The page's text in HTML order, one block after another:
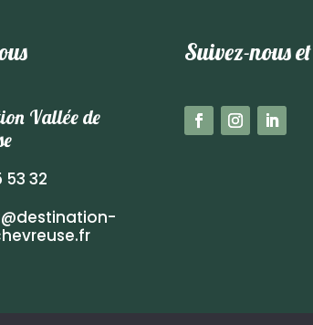
Vallée de
53 32
Suivez-nous